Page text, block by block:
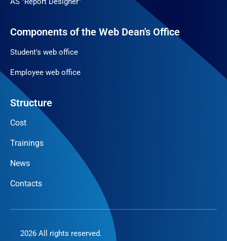
Components of the Web Dean's Office
Student's web office
Employee web office
Structure
Cost
Trainings
News
Contacts
2026 All rights reserved.